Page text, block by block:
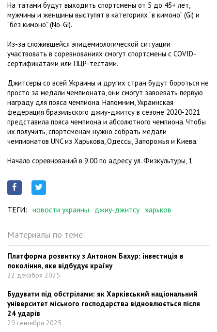
На татами будут выходить спортсмены от 5 до 45+ лет,
мужчины и женщины выступят в категориях “в кимоно” (Gi) и
“без кимоно” (No-Gi).
Из-за сложившейся эпидемиологической ситуации
участвовать в соревнованиях смогут спортсмены с COVID-
сертификатами или ПЦР-тестами.
Джитсеры со всей Украины и других стран будут бороться не
просто за медали чемпионата, они смогут завоевать первую
награду для пояса чемпиона. Напомним, Украинская
федерация бразильского джиу-джитсу в сезоне 2020-2021
представила пояса чемпиона и абсолютного чемпиона. Чтобы
их получить, спортсменам нужно собрать медали
чемпионатов UNC из Харькова, Одессы, Запорожья и Киева.
Начало соревнований в 9.00 по адресу ул. Физкультуры, 1.
ТЕГИ: новости украины джиу-джитсу харьков
Материалы по теме:
Платформа розвитку з Антоном Бахур: інвестиція в
покоління, яке відбудує країну
22 декабря 2025
Будувати під обстрілами: як Харківський національний
університет міського господарства відновлюється після
24 ударів
29 сентября 2025